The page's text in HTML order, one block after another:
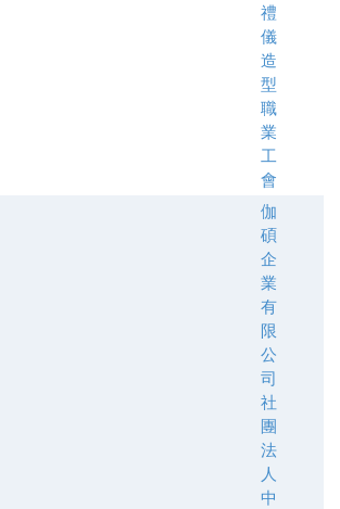
禮
儀
造
型
職
業
工
會
伽
碩
企
業
有
限
公
司
社
團
法
人
中